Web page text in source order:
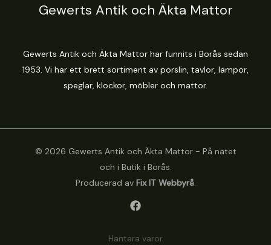
Gewerts Antik och Äkta Mattor
Gewerts Antik och Äkta Mattor har funnits i Borås sedan
1953. Vi har ett brett sortiment av porslin, tavlor, lampor,
speglar, klockor, möbler och mattor.
© 2026 Gewerts Antik och Äkta Mattor - På nätet
och i Butik i Borås.
Producerad av Fix IT Webbyrå.
Hantera varor